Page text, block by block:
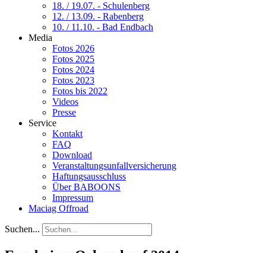
18. / 19.07. - Schulenberg
12. / 13.09. - Rabenberg
10. / 11.10. - Bad Endbach
Media
Fotos 2026
Fotos 2025
Fotos 2024
Fotos 2023
Fotos bis 2022
Videos
Presse
Service
Kontakt
FAQ
Download
Veranstaltungsunfallversicherung
Haftungsausschluss
Über BABOONS
Impressum
Maciag Offroad
Suchen...